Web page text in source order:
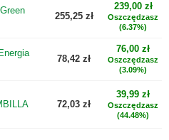
255,25 zł
239,00 zł
Oszczędzasz
(6.37%)
78,42 zł
76,00 zł
Oszczędzasz
(3.09%)
72,03 zł
39,99 zł
Oszczędzasz
(44.48%)